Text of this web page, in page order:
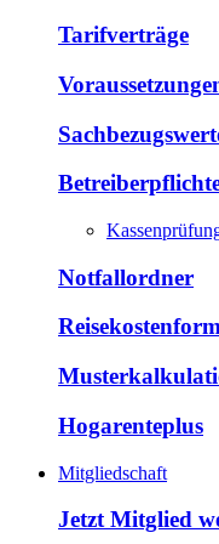
Tarifverträge
Notfallordner
Hogarenteplus
Mitgliedschaft
Jetzt Mitglied